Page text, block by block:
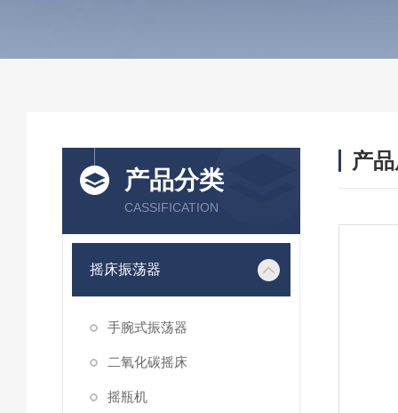
产品分类
CASSIFICATION
摇床振荡器
手腕式振荡器
二氧化碳摇床
摇瓶机
产